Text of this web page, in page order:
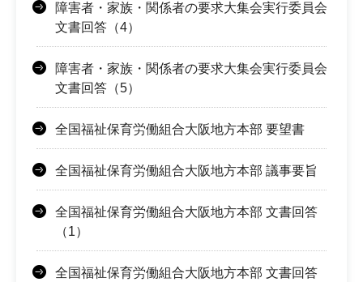
障害者・家族・関係者の要求大集会実行委員会
文書回答（4）
障害者・家族・関係者の要求大集会実行委員会
文書回答（5）
全国福祉保育労働組合大阪地方本部 要望書
全国福祉保育労働組合大阪地方本部 議事要旨
全国福祉保育労働組合大阪地方本部 文書回答
（1）
全国福祉保育労働組合大阪地方本部 文書回答